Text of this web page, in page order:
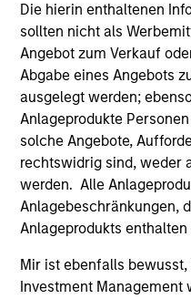
Die hierin enthaltenen
sollten nicht als
Angebot zum Verkauf
Abgabe eines Angebots
ausgelegt werden;
Anlageprodukte
solche Angebote,
rechtswidrig sind, weder
werden. Alle
Anlagebeschränkungen,
Anlageprodukts enthalten
Mir ist ebenfalls
Investment Management
The information on this
purposes only. The
not constitute and
offering of advisory
solicitation of an offer to
jurisdiction in which
purchase or sale would
securities, insurance or
All investing involves
Please refer to the
information on the